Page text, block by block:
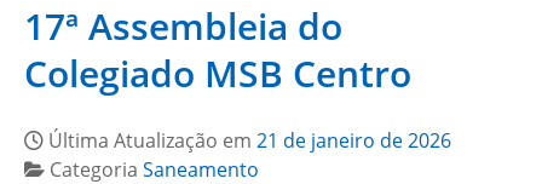
17ª Assembleia do
Colegiado MSB Centro
Última Atualização em 21 de janeiro de 2026
Categoria Saneamento